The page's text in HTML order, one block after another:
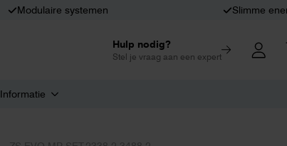
Modulaire systemen Slimme
Hulp nodig?
Stel je vraag aan een expert
Informatie